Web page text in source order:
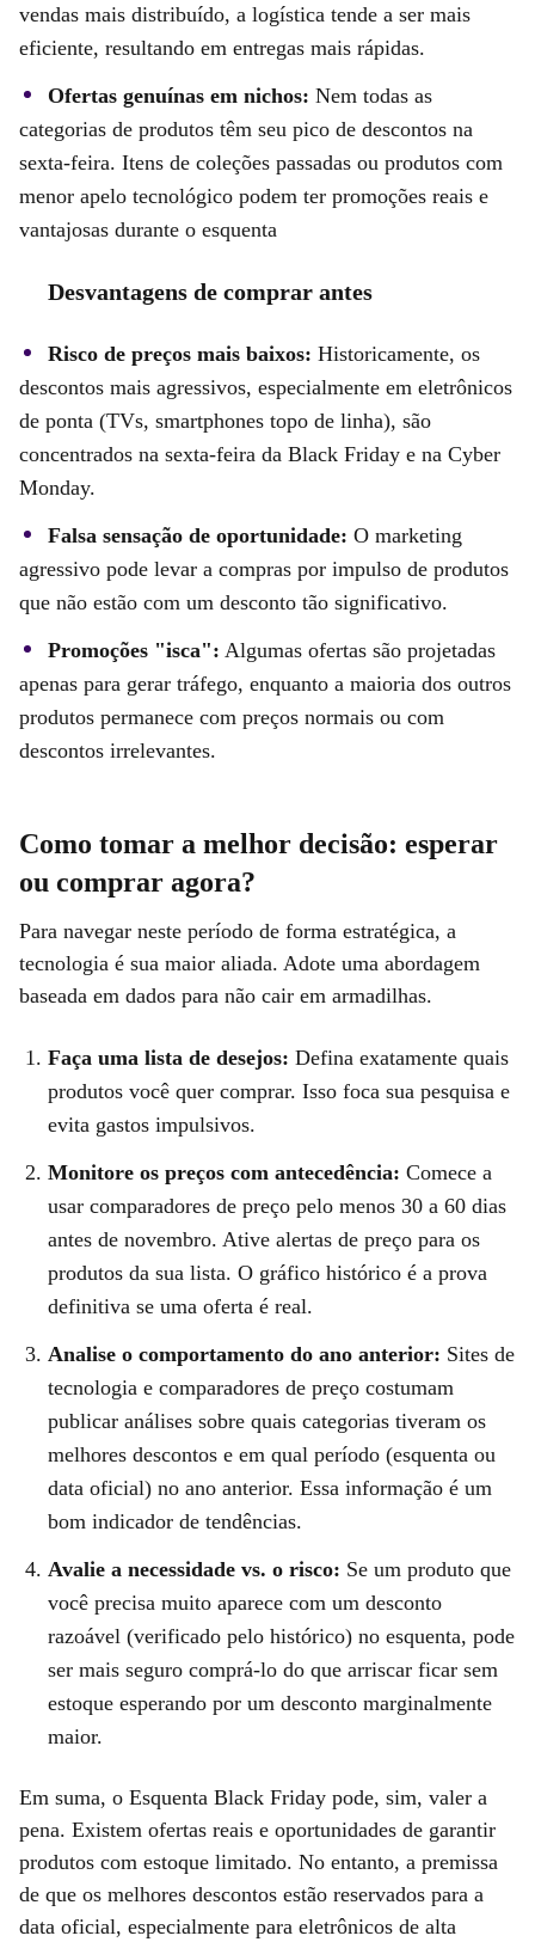
vendas mais distribuído, a logística tende a ser mais
eficiente, resultando em entregas mais rápidas.
Ofertas genuínas em nichos: Nem todas as
categorias de produtos têm seu pico de descontos na
sexta-feira. Itens de coleções passadas ou produtos com
menor apelo tecnológico podem ter promoções reais e
vantajosas durante o esquenta
Desvantagens de comprar antes
Risco de preços mais baixos: Historicamente, os
descontos mais agressivos, especialmente em eletrônicos
de ponta (TVs, smartphones topo de linha), são
concentrados na sexta-feira da Black Friday e na Cyber
Monday.
Falsa sensação de oportunidade: O marketing
agressivo pode levar a compras por impulso de produtos
que não estão com um desconto tão significativo.
Promoções "isca": Algumas ofertas são projetadas
apenas para gerar tráfego, enquanto a maioria dos outros
produtos permanece com preços normais ou com
descontos irrelevantes.
Como tomar a melhor decisão: esperar
ou comprar agora?
Para navegar neste período de forma estratégica, a
tecnologia é sua maior aliada. Adote uma abordagem
baseada em dados para não cair em armadilhas.
Faça uma lista de desejos: Defina exatamente quais
produtos você quer comprar. Isso foca sua pesquisa e
evita gastos impulsivos.
Monitore os preços com antecedência: Comece a
usar comparadores de preço pelo menos 30 a 60 dias
antes de novembro. Ative alertas de preço para os
produtos da sua lista. O gráfico histórico é a prova
definitiva se uma oferta é real.
Analise o comportamento do ano anterior: Sites de
tecnologia e comparadores de preço costumam
publicar análises sobre quais categorias tiveram os
melhores descontos e em qual período (esquenta ou
data oficial) no ano anterior. Essa informação é um
bom indicador de tendências.
Avalie a necessidade vs. o risco: Se um produto que
você precisa muito aparece com um desconto
razoável (verificado pelo histórico) no esquenta, pode
ser mais seguro comprá-lo do que arriscar ficar sem
estoque esperando por um desconto marginalmente
maior.
Em suma, o Esquenta Black Friday pode, sim, valer a
pena. Existem ofertas reais e oportunidades de garantir
produtos com estoque limitado. No entanto, a premissa
de que os melhores descontos estão reservados para a
data oficial, especialmente para eletrônicos de alta